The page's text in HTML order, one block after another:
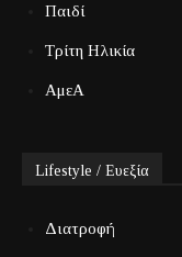
Παιδί
Τρίτη Ηλικία
ΑμεΑ
Lifestyle / Ευεξία
Διατροφή